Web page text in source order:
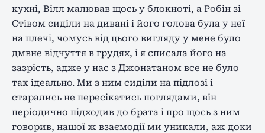
кухні, Вілл малював щось у блокноті, а Робін зі
Стівом сиділи на дивані і його голова була у неї
на плечі, чомусь від цього вигляду у мене було
дмвне відчуття в грудях, і я списала його на
зазрість, адже у нас з Джонатаном все не було
так ідеально. Ми з ним сиділи на підлозі і
старались не пересікатись поглядами, він
періодично підходив до брата і про щось з ним
говорив, нашої ж взаємодії ми уникали, аж доки